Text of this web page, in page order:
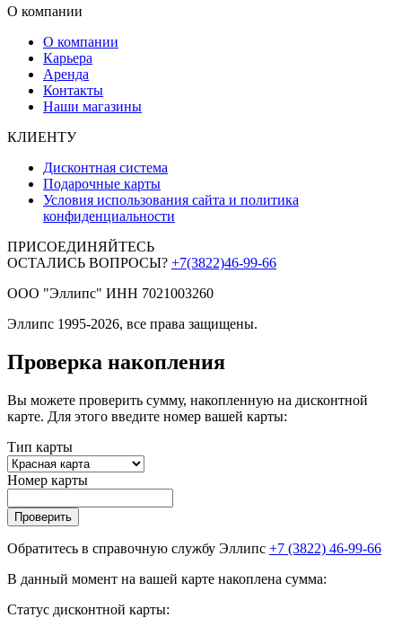
О компании
О компании
Карьера
Аренда
Контакты
Наши магазины
КЛИЕНТУ
Дисконтная система
Подарочные карты
Условия использования сайта и политика
конфиденциальности
ПРИСОЕДИНЯЙТЕСЬ
ОСТАЛИСЬ ВОПРОСЫ? +7(3822)46-99-66
ООО "Эллипс" ИНН 7021003260
Эллипс 1995-2026, все права защищены.
Проверка накопления
Вы можете проверить сумму, накопленную на дисконтной
карте. Для этого введите номер вашей карты:
Тип карты
Номер карты
Проверить
Обратитесь в справочную службу Эллипс +7 (3822) 46-99-66
В данный момент на вашей карте накоплена сумма:
Статус дисконтной карты: